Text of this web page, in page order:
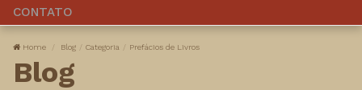
CONTATO
Home Blog Categoria Prefácios de Livros
Blog